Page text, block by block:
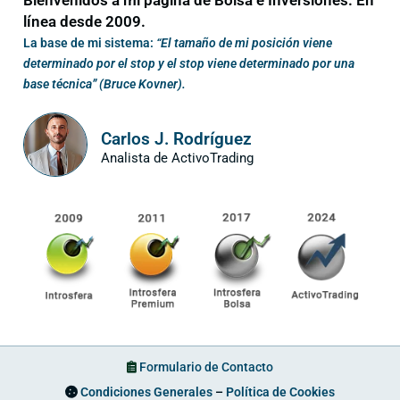
línea desde 2009.
La base de mi sistema: “El tamaño de mi posición viene
determinado por el stop y el stop viene determinado por una
base técnica” (Bruce Kovner).
Carlos J. Rodríguez
Analista de ActivoTrading
Formulario de Contacto
Condiciones Generales – Política de Cookies